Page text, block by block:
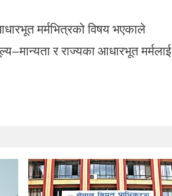
मर्मभित्रको विषय भएकाले
र राज्यका आधारभूत मर्मलाई